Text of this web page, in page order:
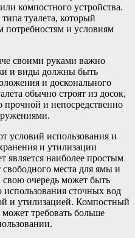
компостного устройства.
туалета, который
потребностям и условиям
своими руками важно
и виды должны быть
и досконального
обычно строят из досок,
прочной и непосредственно
условий использования и
и утилизации
является наиболее простым
свободного места для ямы и
очередь может быть
использования сточных вод
и утилизацией. Компостный
может требовать больше